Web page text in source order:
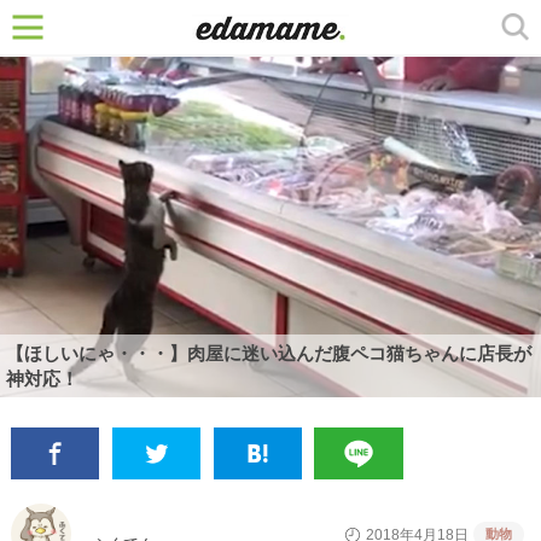
【ほしいにゃ・・・】肉屋に迷い込んだ腹ペコ猫ちゃんに店長が
神対応！
2018年4月18日 動物